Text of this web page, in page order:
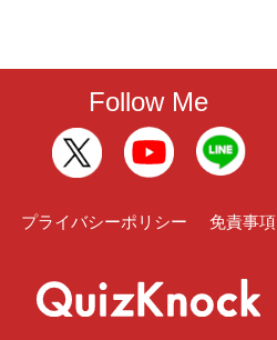
Follow Me
プライバシーポリシー 免責事項